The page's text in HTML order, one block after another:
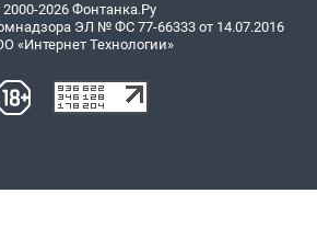
2026 Фонтанка.Ру
ЭЛ № ФС 77-66333 от 14.07.2016
«Интернет Технологии»